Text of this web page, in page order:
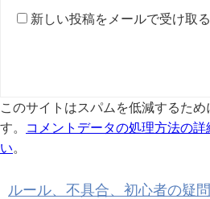
新しい投稿をメールで受け取る
このサイトはスパムを低減するた
す。
コメントデータの処理方法の
い
ルール、不具合、初心者の疑